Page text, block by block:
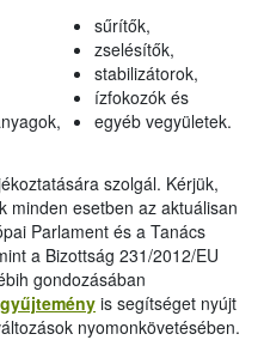
sűrítők,
zselésítők,
stabilizátorok,
ízfokozók és
egyéb vegyületek.
szolgál. Kérjük,
minden esetben az aktuálisan
Parlament és a Tanács
a Bizottság 231/2012/EU
gondozásában
is segítséget nyújt
nyomonkövetésében.